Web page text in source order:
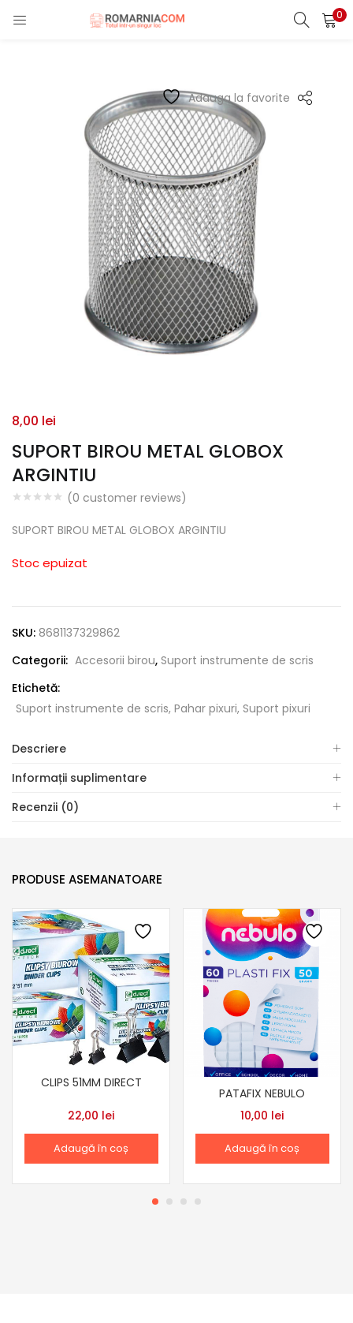
0
LOGIN REGISTER
Remember me
Lost password?
Adauga la favorite
SUPORT BIROU METAL GLOBOX
ARGINTIU
(0 customer reviews)
8,00 lei
SUPORT BIROU METAL GLOBOX ARGINTIU
Stoc epuizat
SKU: 8681137329862
Categorii: Accesorii birou, Suport instrumente de scris
Etichetă:
Suport instrumente de scris, Pahar pixuri, Suport pixuri
Descriere
Informații suplimentare
Recenzii (0)
PRODUSE ASEMANATOARE
CLIPS 51MM DIRECT
22,00 lei
Adaugă în coș
PATAFIX NEBULO
10,00 lei
Adaugă în coș